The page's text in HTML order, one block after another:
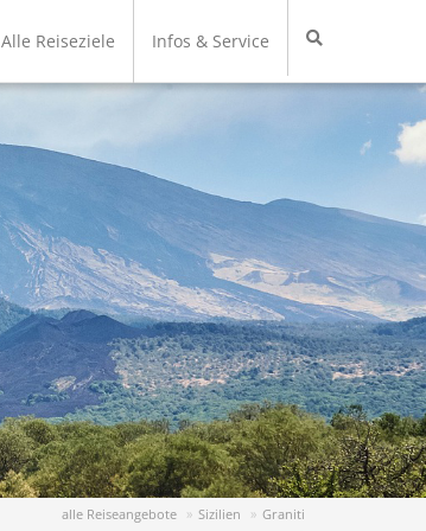
Alle Reiseziele Infos & Service
alle Reiseangebote Sizilien Graniti